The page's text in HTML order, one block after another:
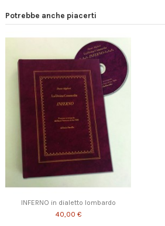
Potrebbe anche piacerti
INFERNO in dialetto lombardo
40,00 €